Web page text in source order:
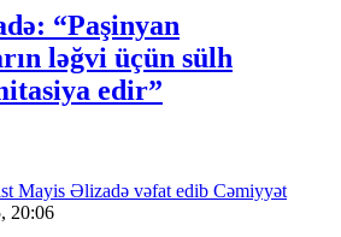
“Paşinyan
ləğvi üçün sülh
edir”
Cəmiyyət
20:06